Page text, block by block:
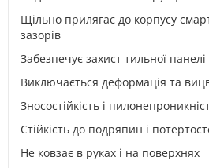
Щільно прилягає до корпусу
зазорів
Забезпечує захист тильної
Виключається деформація та
Зносостійкість і
Стійкість до подряпин і
Не ковзає в руках і на поверхнях